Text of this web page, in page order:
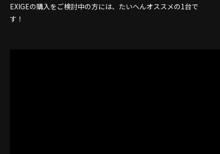
EXIGEの購入をご検討中の方には、たいへんオススメの1台で
す！